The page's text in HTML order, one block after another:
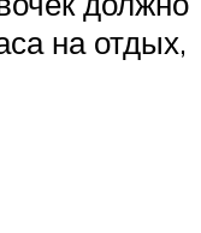
на отдых,